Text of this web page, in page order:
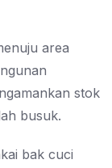
area
stok
busuk.
bak cuci